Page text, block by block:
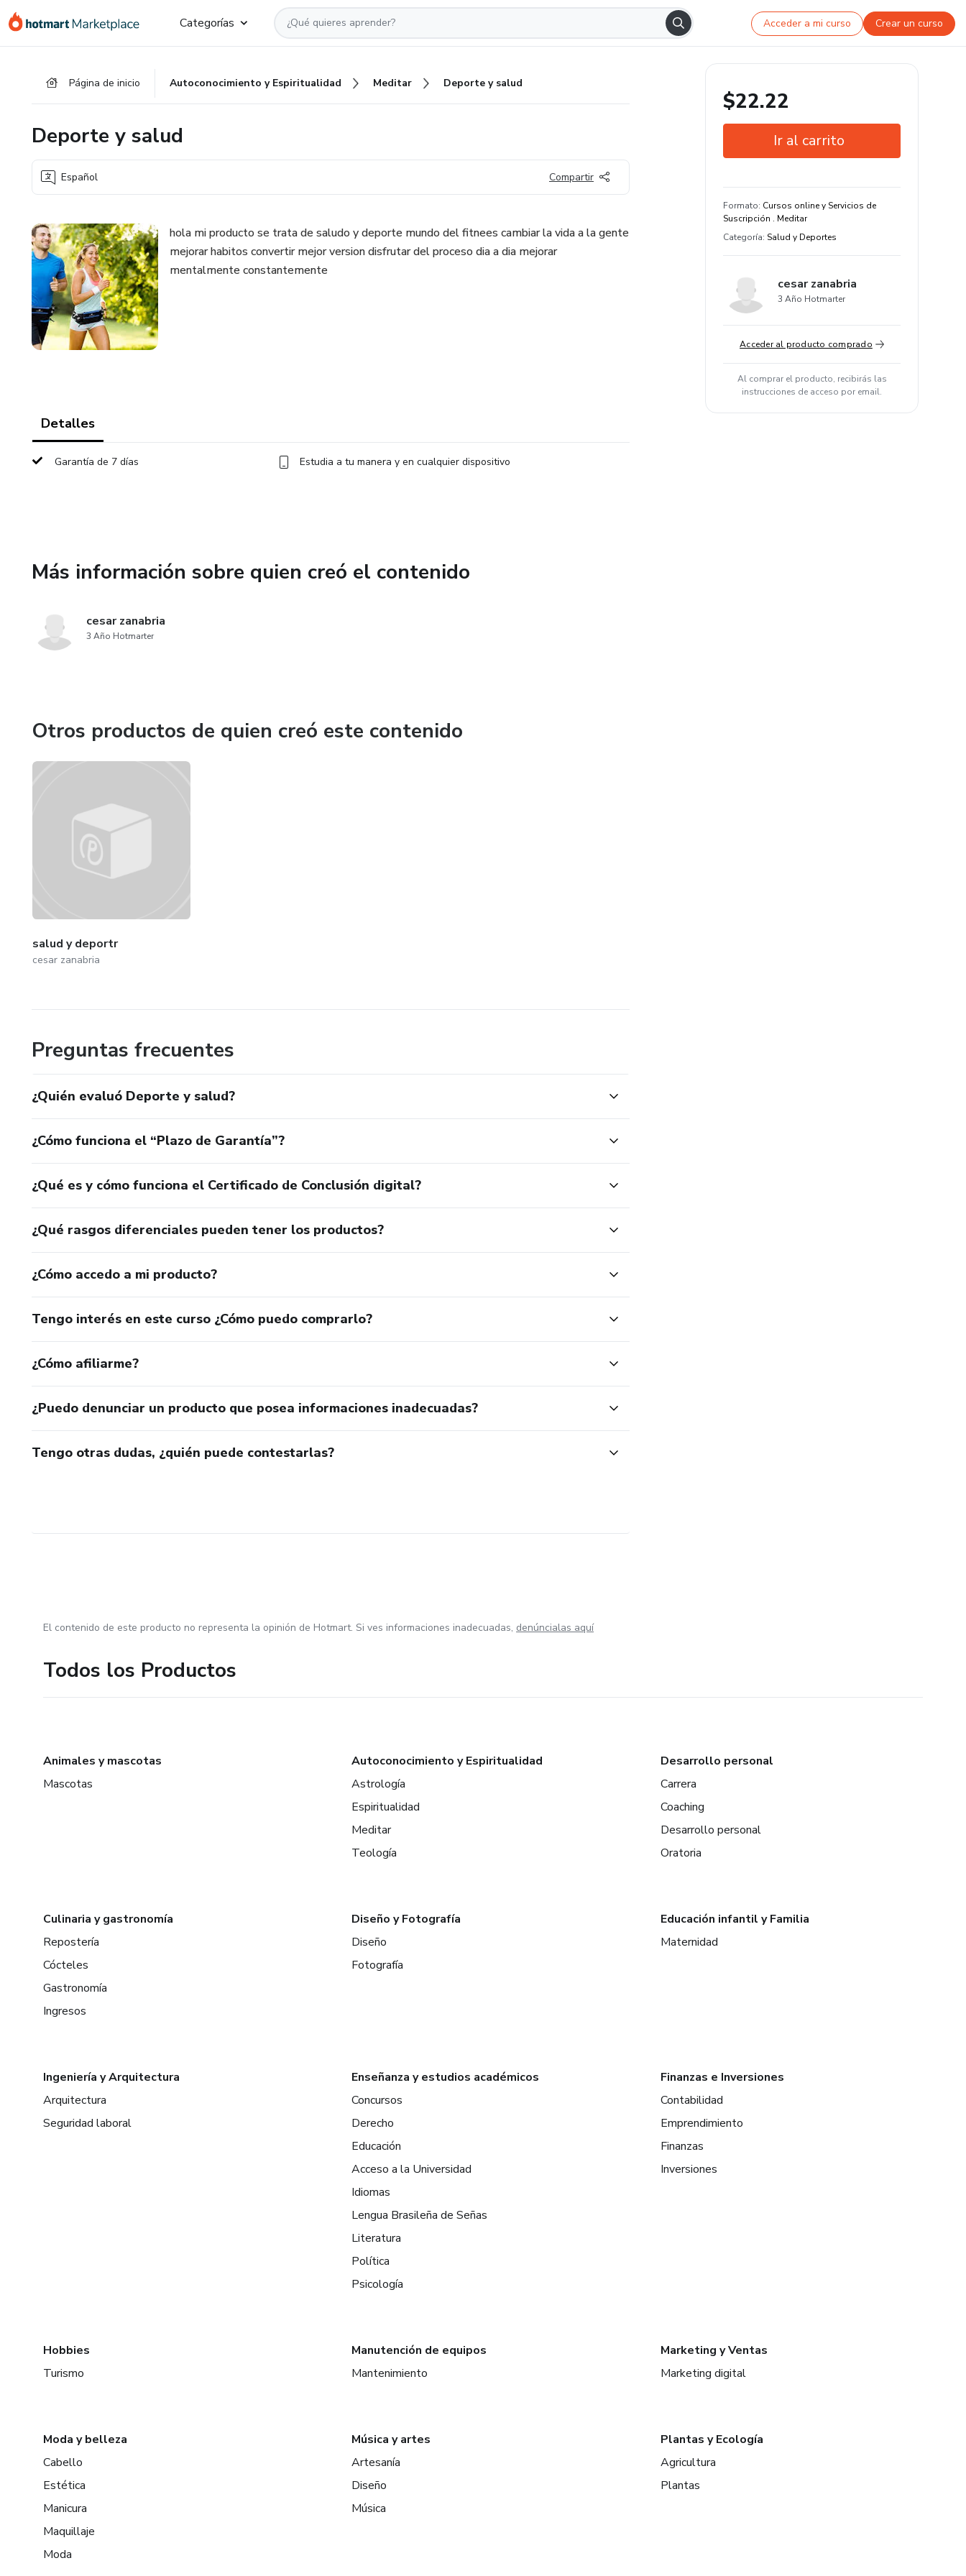
Categorías Acceder a mi curso Crear un curso
Página de inicio Autoconocimiento y Espiritualidad Meditar Deporte y salud
Deporte y salud
Español Compartir
hola mi producto se trata de saludo y deporte mundo del fitnees cambiar la vida a la gente
mejorar habitos convertir mejor version disfrutar del proceso dia a dia mejorar
mentalmente constantemente
Detalles
Garantía de 7 días Estudia a tu manera y en cualquier dispositivo
Más información sobre quien creó el contenido
cesar zanabria
3 Año Hotmarter
Otros productos de quien creó este contenido
salud y deportr
cesar zanabria
Preguntas frecuentes
¿Quién evaluó Deporte y salud?
¿Cómo funciona el “Plazo de Garantía”?
¿Qué es y cómo funciona el Certificado de Conclusión digital?
¿Qué rasgos diferenciales pueden tener los productos?
¿Cómo accedo a mi producto?
Tengo interés en este curso ¿Cómo puedo comprarlo?
¿Cómo afiliarme?
¿Puedo denunciar un producto que posea informaciones inadecuadas?
Tengo otras dudas, ¿quién puede contestarlas?
$22.22
Ir al carrito
Estudia a tu manera y en cualquier
dispositivo
Formato: Cursos online y Servicios de
Suscripción . Meditar
Categoría: Salud y Deportes
cesar zanabria
3 Año Hotmarter
Acceder al producto comprado
Al comprar el producto, recibirás las
instrucciones de acceso por email.
El contenido de este producto no representa la opinión de Hotmart. Si ves informaciones inadecuadas, denúncialas aquí
Todos los Productos
Animales y mascotas
Mascotas
Autoconocimiento y Espiritualidad
Astrología
Espiritualidad
Meditar
Teología
Desarrollo personal
Carrera
Coaching
Desarrollo personal
Oratoria
Culinaria y gastronomía
Repostería
Cócteles
Gastronomía
Ingresos
Diseño y Fotografía
Diseño
Fotografía
Educación infantil y Familia
Maternidad
Ingeniería y Arquitectura
Arquitectura
Seguridad laboral
Enseñanza y estudios académicos
Concursos
Derecho
Educación
Acceso a la Universidad
Idiomas
Lengua Brasileña de Señas
Literatura
Política
Psicología
Finanzas e Inversiones
Contabilidad
Emprendimiento
Finanzas
Inversiones
Hobbies
Turismo
Manutención de equipos
Mantenimiento
Marketing y Ventas
Marketing digital
Moda y belleza
Cabello
Estética
Manicura
Maquillaje
Moda
Música y artes
Artesanía
Diseño
Música
Plantas y Ecología
Agricultura
Plantas